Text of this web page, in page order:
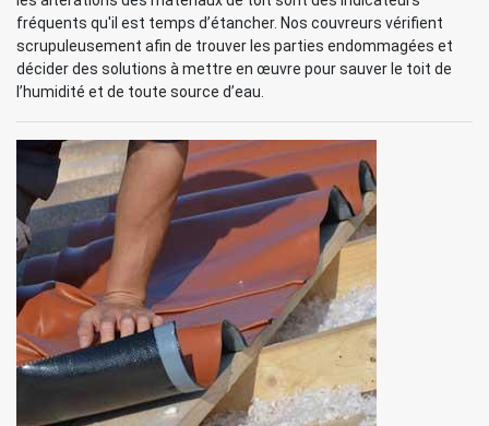
fréquents qu'il est temps d’étancher. Nos couvreurs vérifient
scrupuleusement afin de trouver les parties endommagées et
décider des solutions à mettre en œuvre pour sauver le toit de
l’humidité et de toute source d’eau.